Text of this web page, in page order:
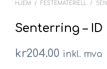
HJEM / FESTEMATERIELL /
Senterring – ID
kr204.00 inkl. mva